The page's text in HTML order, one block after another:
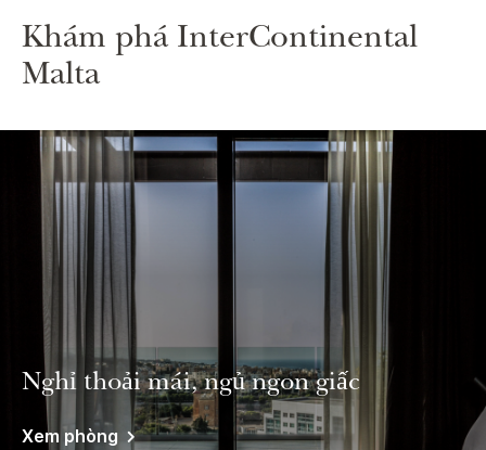
Khám phá InterContinental
Malta
Nghỉ thoải mái, ngủ ngon giấc
Xem phòng